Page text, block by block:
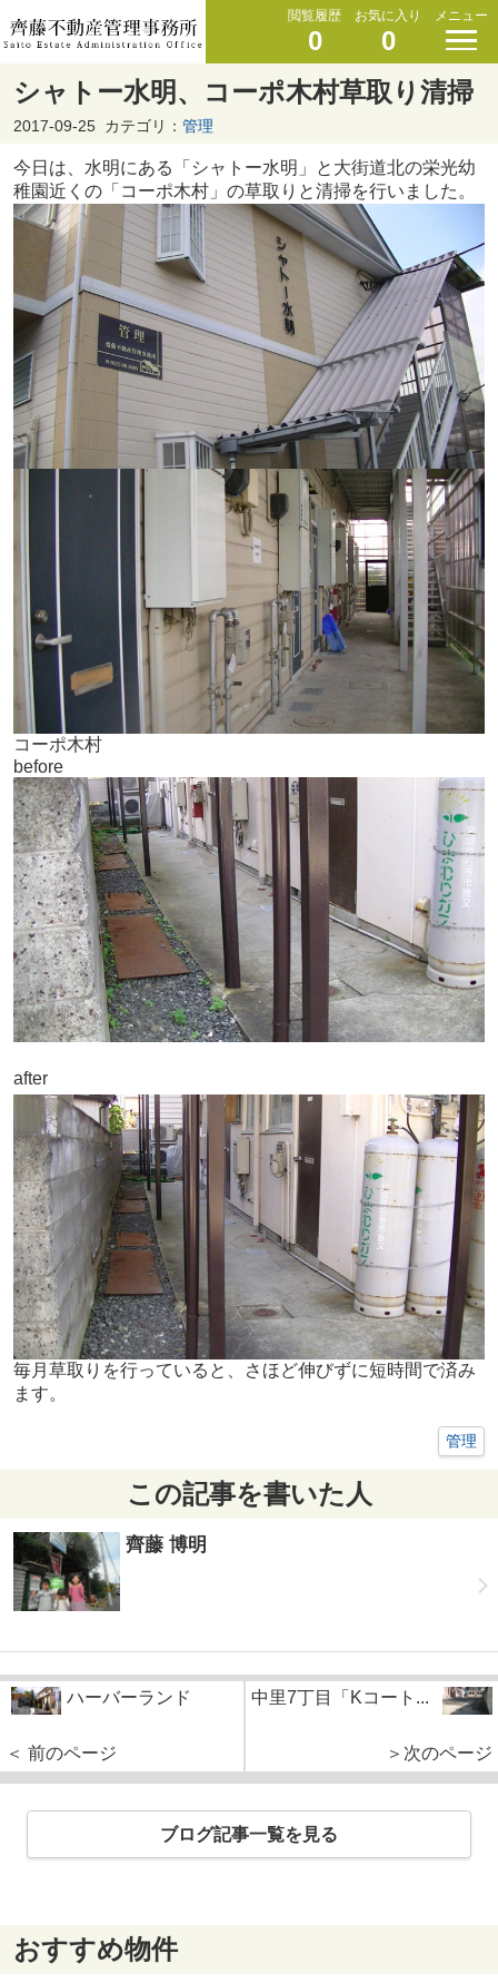
閲覧履歴
0
お気に入り
0
メニュー
シャトー水明、コーポ木村草取り清掃
2017-09-25 カテゴリ： 管理
今日は、水明にある「シャトー水明」と大街道北の栄光幼
稚園近くの「コーポ木村」の草取りと清掃を行いました。
コーポ木村
before
after
毎月草取りを行っていると、さほど伸びずに短時間で済み
ます。
管理
この記事を書いた人
齊藤 博明
ハーバーランド
＜ 前のページ
中里7丁目「Kコート...
＞次のページ
ブログ記事一覧を見る
おすすめ物件